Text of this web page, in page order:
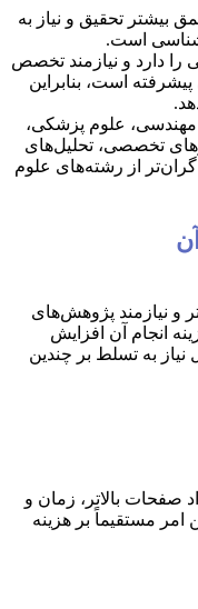
تحقیق و نیاز به
است.
را دارد و نیازمند تخصص
است، بنابراین
علوم پزشکی،
تخصصی، تحلیل‌های
از رشته‌های علوم
و نیازمند پژوهش‌های
انجام آن افزایش
به تسلط بر چندین
صفحات بالاتر، زمان و
مستقیماً بر هزینه